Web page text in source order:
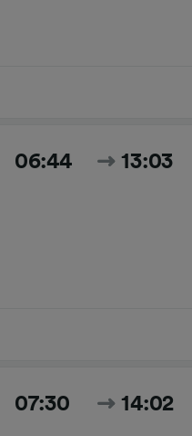
06:44 13:03
07:30 14:02